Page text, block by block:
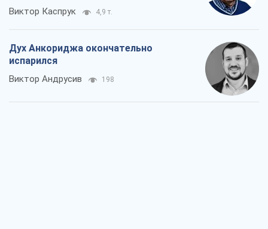
Виктор Каспрук 4,9 т.
Дух Анкориджа окончательно
испарился
Виктор Андрусив 198